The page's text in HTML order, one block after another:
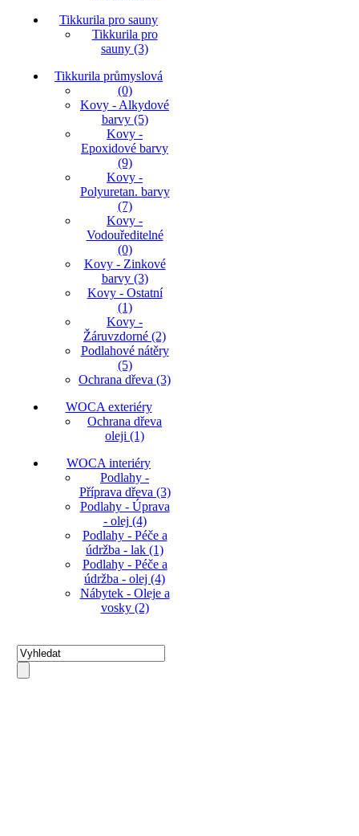
Tikkurila pro sauny
Tikkurila pro
sauny (3)
Tikkurila průmyslová
(0)
Kovy - Alkydové
barvy (5)
Kovy -
Epoxidové barvy
(9)
Kovy -
Polyuretan. barvy
(7)
Kovy -
Vodouředitelné
(0)
Kovy - Zinkové
barvy (3)
Kovy - Ostatní
(1)
Kovy -
Žáruvzdorné (2)
Podlahové nátěry
(5)
Ochrana dřeva (3)
WOCA exteriéry
Ochrana dřeva
oleji (1)
WOCA interiéry
Podlahy -
Příprava dřeva (3)
Podlahy - Úprava
- olej (4)
Podlahy - Péče a
údržba - lak (1)
Podlahy - Péče a
údržba - olej (4)
Nábytek - Oleje a
vosky (2)